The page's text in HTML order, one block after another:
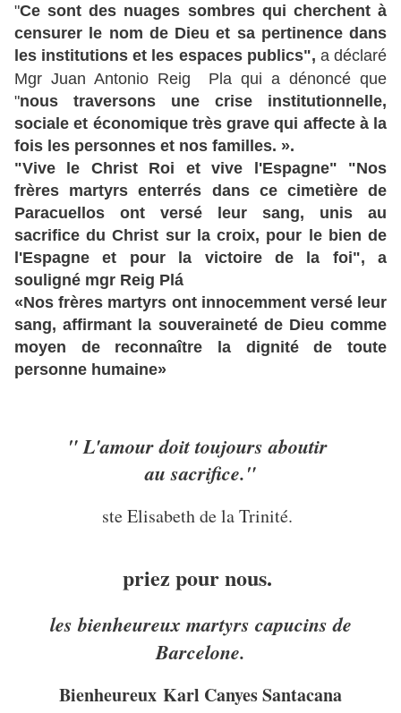
"Ce sont des nuages sombres qui cherchent à
censurer le nom de Dieu et sa pertinence dans
les institutions et les espaces publics", a déclaré
Mgr Juan Antonio Reig Pla qui a dénoncé que
"nous traversons une crise institutionnelle,
sociale et économique très grave qui affecte à la
fois les personnes et nos familles. ».
"Vive le Christ Roi et vive l'Espagne" "Nos
frères martyrs enterrés dans ce cimetière de
Paracuellos ont versé leur sang, unis au
sacrifice du Christ sur la croix, pour le bien de
l'Espagne et pour la victoire de la foi", a
souligné mgr Reig Plá
«Nos frères martyrs ont innocemment versé leur
sang, affirmant la souveraineté de Dieu comme
moyen de reconnaître la dignité de toute
personne humaine»
" L'amour doit toujours aboutir
au sacrifice."
ste Elisabeth de la Trinité.
priez pour nous.
les bienheureux martyrs capucins de
Barcelone.
Bienheureux Karl Canyes Santacana